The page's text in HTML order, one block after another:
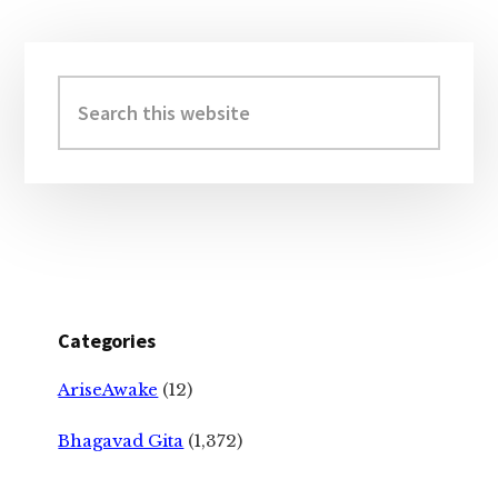
Sidebar
this
website
Categories
AriseAwake (12)
Bhagavad Gita (1,372)